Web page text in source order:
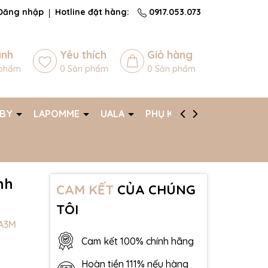
nhập Hotline đặt hàng: 0917.053.073
Yêu thích
0 Sản phẩm
Giỏ hàng
0 Sản phẩm
LAPOMME UALA PHỤ KIỆN
CAM KẾTCỦA CHÚNG
TÔI
Cam kết 100% chính hãng
Hoàn tiền 111% nếu hàng